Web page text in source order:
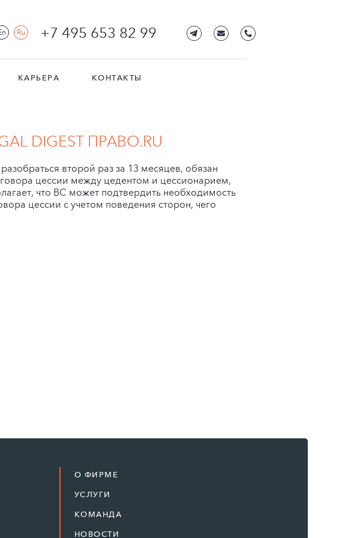
Ru +7 495 653 82 99
КАРЬЕРА КОНТАКТЫ
DIGEST ПРАВО.RU
второй раз за 13 месяцев, обязан
цессии между цедентом и цессионарием,
что ВС может подтвердить необходимость
цессии с учетом поведения сторон, чего
О ФИРМЕ
УСЛУГИ
КОМАНДА
НОВОСТИ